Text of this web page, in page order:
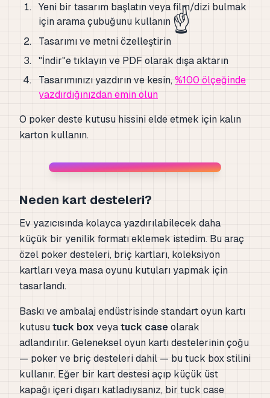
Yeni bir tasarım başlatın veya film/dizi bulmak
için arama çubuğunu kullanın ☝️
Tasarımı ve metni özelleştirin
"İndir"e tıklayın ve PDF olarak dışa aktarın
Tasarımınızı yazdırın ve kesin, %100 ölçeğinde
yazdırdığınızdan emin olun
O poker deste kutusu hissini elde etmek için kalın
karton kullanın.
Neden kart desteleri?
Ev yazıcısında kolayca yazdırılabilecek daha
küçük bir yenilik formatı eklemek istedim. Bu araç
özel poker desteleri, briç kartları, koleksiyon
kartları veya masa oyunu kutuları yapmak için
tasarlandı.
Baskı ve ambalaj endüstrisinde standart oyun kartı
kutusutuck box veyatuck caseolarak
adlandırılır. Geleneksel oyun kartı destelerinin çoğu
— poker ve briç desteleri dahil — bu tuck box stilini
kullanır. Eğer bir kart destesi açıp küçük üst
kapağı içeri dışarı katladıysanız, bir tuck case